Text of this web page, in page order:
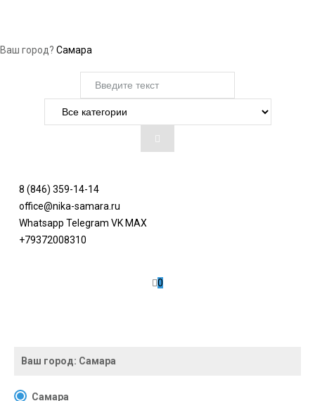
Ваш город? Самара
8 (846) 359-14-14
office@nika-samara.ru
Whatsapp Telegram VK MAX
+79372008310
0
Ваш город: Самара
Самара